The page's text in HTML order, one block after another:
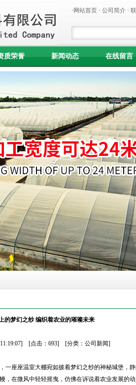
· 网站首页· 公司简介·
质荣誉 新闻动态 在线留言
的梦幻之纱 编织着农业的璀璨未来
11:19:07] [点击：693] [分类：公司新闻]
一座座温室大棚宛如披着梦幻之纱的神秘城堡，
，在微风中轻轻摇曳，仿佛在诉说着农业发展的